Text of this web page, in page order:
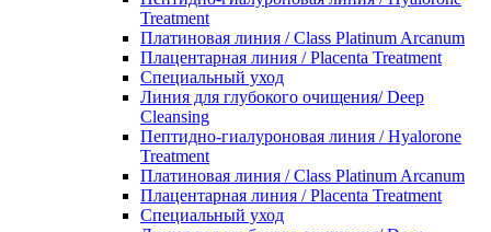
Treatment
Платиновая линия / Class Platinum Arcanum
Плацентарная линия / Placenta Treatment
Специальный уход
Линия для глубокого очищения/ Deep
Cleansing
Пептидно-гиалуроновая линия / Hyalorone
Treatment
Платиновая линия / Class Platinum Arcanum
Плацентарная линия / Placenta Treatment
Специальный уход